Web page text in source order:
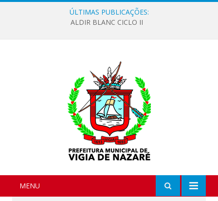
ÚLTIMAS PUBLICAÇÕES:
ALDIR BLANC CICLO II
MENU